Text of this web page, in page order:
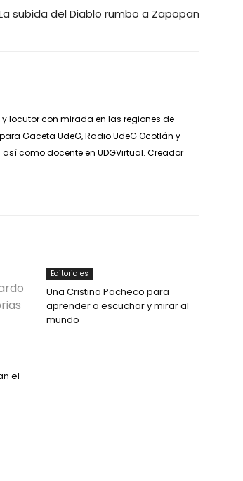
subida del Diablo rumbo a Zapopan
locutor con mirada en las regiones de
Gaceta UdeG, Radio UdeG Ocotlán y
como docente en UDGVirtual. Creador
el
Editoriales
Una Cristina Pacheco para
aprender a escuchar y mirar al
mundo